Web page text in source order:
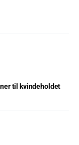
til kvindeholdet